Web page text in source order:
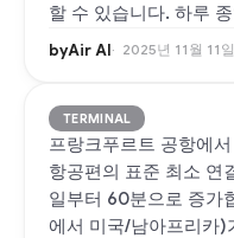
할 수 있습니다. 하루
byAir AI 2025년 11월 11일
TERMINAL
프랑크푸르트 공항에
항공편의 표준 최소
일부터 60분으로 증가
에서 미국/남아프리카)